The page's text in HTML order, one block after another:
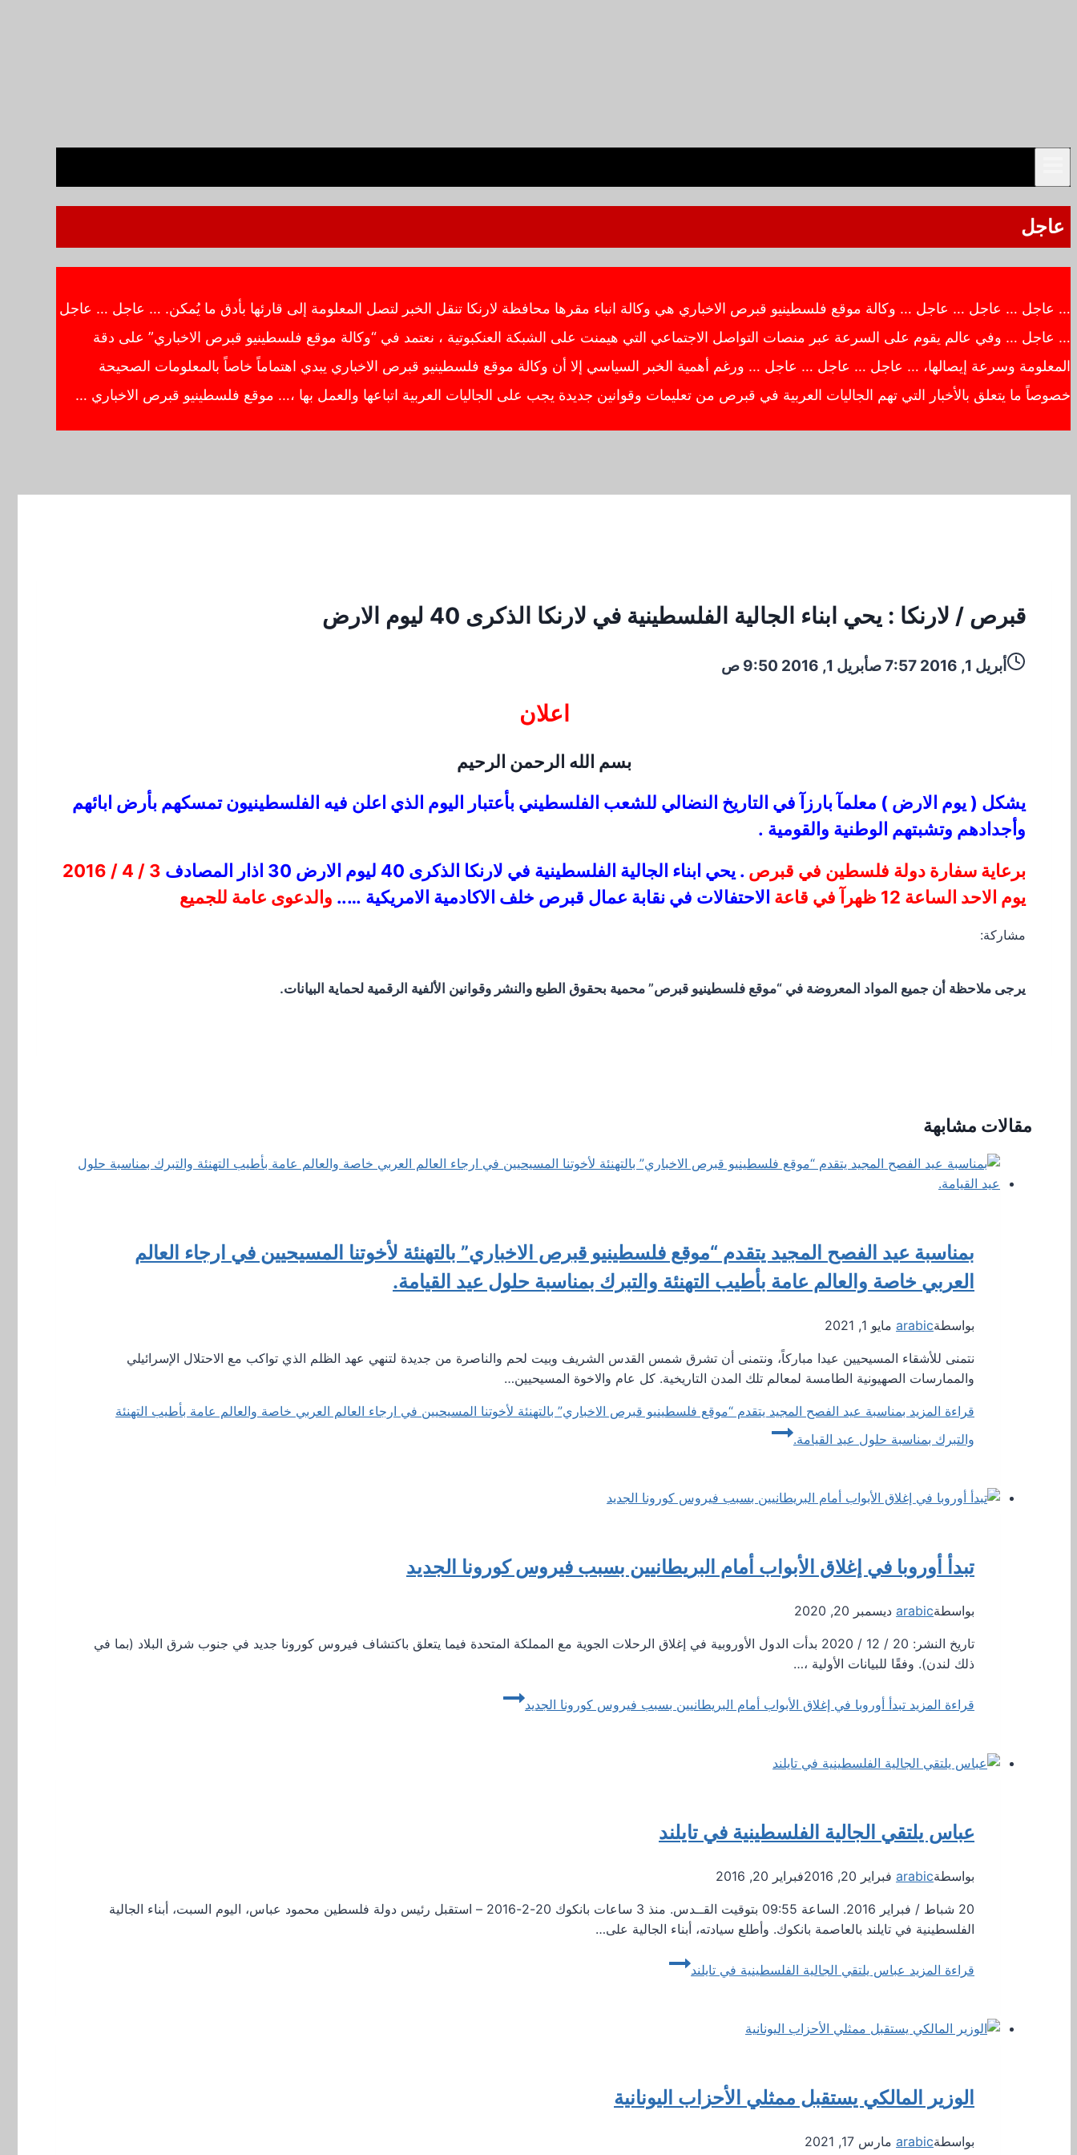
عاجل
… عاجل … عاجل … عاجل … وكالة موقع فلسطينيو قبرص الاخباري هي وكالة انباء مقرها محافظة لارنكا تنقل الخبر لتصل المعلومة إلى قارئها بأدق ما يُمكن. … عاجل … عاجل
… عاجل … وفي عالم يقوم على السرعة عبر منصات التواصل الاجتماعي التي هيمنت على الشبكة العنكبوتية ، نعتمد في “وكالة موقع فلسطينيو قبرص الاخباري” على دقة
المعلومة وسرعة إيصالها، … عاجل … عاجل … عاجل … ورغم أهمية الخبر السياسي إلا أن وكالة موقع فلسطينيو قبرص الاخباري يبدي اهتماماً خاصاً بالمعلومات الصحيحة
خصوصاً ما يتعلق بالأخبار التي تهم الجاليات العربية في قبرص من تعليمات وقوانين جديدة يجب على الجاليات العربية اتباعها والعمل بها ،… موقع فلسطينيو قبرص الاخباري …
قبرص / لارنكا : يحي ابناء الجالية الفلسطينية في لارنكا الذكرى 40 ليوم الارض
أبريل 1, 2016 7:57 ص أبريل 1, 2016 9:50 ص
اعلان
بسم الله الرحمن الرحيم
يشكل ( يوم الارض ) معلمآ بارزآ في التاريخ النضالي للشعب الفلسطيني بأعتبار اليوم الذي اعلن فيه الفلسطينيون تمسكهم بأرض ابائهم
وأجدادهم وتشبتهم الوطنية والقومية .
برعاية سفارة دولة فلسطين في قبرص . يحي ابناء الجالية الفلسطينية في لارنكا الذكرى 40 ليوم الارض 30 اذار المصادف
3 / 4 / 2016
يوم الاحد الساعة 12 ظهرآ في قاعة
الاحتفالات في نقابة عمال قبرص خلف الاكادمية الامريكية ….. والدعوى عامة للجميع
مشاركة:
يرجى ملاحظة أن جميع المواد المعروضة في “موقع فلسطينيو قبرص” محمية بحقوق الطبع والنشر وقوانين الألفية الرقمية لحماية البيانات.
مقالات مشابهة
بمناسبة عيد الفصح المجيد يتقدم “موقع فلسطينيو قبرص الاخباري” بالتهنئة لأخوتنا المسيحيين في ارجاء العالم
العربي خاصة والعالم عامة بأطيب التهنئة والتبرك بمناسبة حلول عيد القيامة.
بواسطةarabic مايو 1, 2021
نتمنى للأشقاء المسيحيين عيدا مباركاً، ونتمنى أن تشرق شمس القدس الشريف وبيت لحم والناصرة من جديدة لتنهي عهد الظلم الذي تواكب مع الاحتلال الإسرائيلي
والممارسات الصهيونية الطامسة لمعالم تلك المدن التاريخية. كل عام والاخوة المسيحيين…
قراءة المزيد بمناسبة عيد الفصح المجيد يتقدم “موقع فلسطينيو قبرص الاخباري” بالتهنئة لأخوتنا المسيحيين في ارجاء العالم العربي خاصة والعالم عامة بأطيب التهنئة
والتبرك بمناسبة حلول عيد القيامة.
تبدأ أوروبا في إغلاق الأبواب أمام البريطانيين بسبب فيروس كورونا الجديد
بواسطةarabic ديسمبر 20, 2020
تاريخ النشر: 20 / 12 / 2020 بدأت الدول الأوروبية في إغلاق الرحلات الجوية مع المملكة المتحدة فيما يتعلق باكتشاف فيروس كورونا جديد في جنوب شرق البلاد (بما في
ذلك لندن). وفقًا للبيانات الأولية ،…
قراءة المزيد تبدأ أوروبا في إغلاق الأبواب أمام البريطانيين بسبب فيروس كورونا الجديد
عباس يلتقي الجالية الفلسطينية في تايلند
بواسطةarabic فبراير 20, 2016 فبراير 20, 2016
20 شباط / فبراير 2016. الساعة 09:55 بتوقيت القــدس. منذ 3 ساعات بانكوك 20-2-2016 – استقبل رئيس دولة فلسطين محمود عباس، اليوم السبت، أبناء الجالية
الفلسطينية في تايلند بالعاصمة بانكوك. وأطلع سيادته، أبناء الجالية على…
قراءة المزيد عباس يلتقي الجالية الفلسطينية في تايلند
الوزير المالكي يستقبل ممثلي الأحزاب اليونانية
بواسطةarabic مارس 17, 2021